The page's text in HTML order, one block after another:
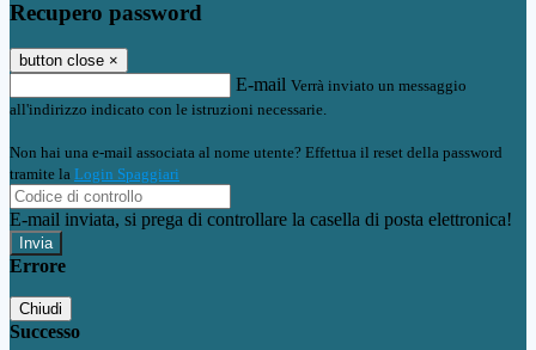
Recupero password
button close ×
E-mail Verrà inviato un messaggio
all'indirizzo indicato con le istruzioni necessarie.
Non hai una e-mail associata al nome utente? Effettua il reset della password
tramite la Login Spaggiari
E-mail inviata, si prega di controllare la casella di posta elettronica!
Errore
Chiudi
Successo